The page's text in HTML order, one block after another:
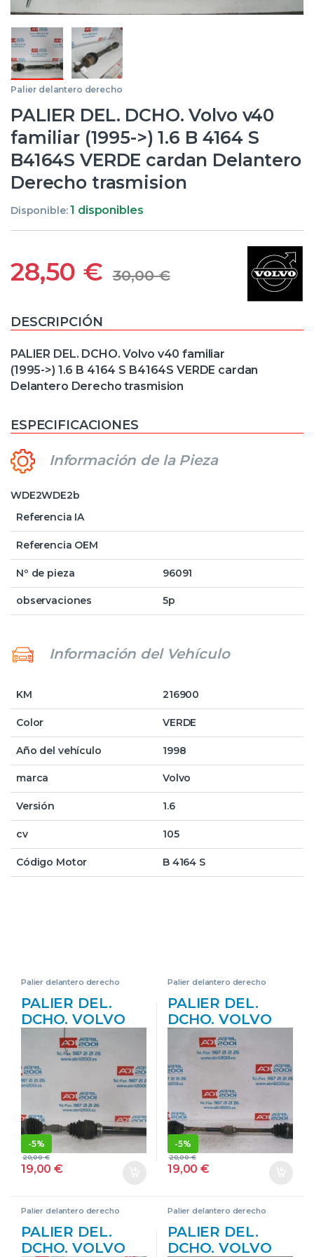
Palier delantero derecho
PALIER DEL. DCHO. Volvo v40
familiar (1995->) 1.6 B 4164 S
B4164S VERDE cardan Delantero
Derecho trasmision
Disponible:1 disponibles
28,50 € 30,00€
DESCRIPCIÓN
PALIER DEL. DCHO. Volvo v40 familiar
(1995->) 1.6 B 4164 S B4164S VERDE cardan
Delantero Derecho trasmision
ESPECIFICACIONES
Información de la Pieza
WDE2WDE2b
Referencia IA
Referencia OEM
Nº de pieza 96091
observaciones 5p
Información del Vehículo
KM 216900
Color VERDE
Año del vehículo 1998
marca Volvo
Versión 1.6
cv 105
Código Motor B 4164 S
Palier delantero derecho
PALIER DEL.
DCHO. VOLVO
S40 BERLINA
(1995->) 1.9 T4 B
4194 T B4194T
AZUL CARDAN
DELANTERO
DERECHO
TRASMISION
-5%
19,00€
20,00€
Palier delantero derecho
PALIER DEL.
DCHO. VOLVO
S40 BERLINA
(1995->) 1.8 I B
4184 SM
B4184SM GRIS
CARDAN
DELANTERO
DERECHO
TRASMISION
-5%
19,00€
20,00€
Palier delantero derecho
PALIER DEL.
DCHO. VOLVO
Palier delantero derecho
PALIER DEL.
DCHO. VOLVO